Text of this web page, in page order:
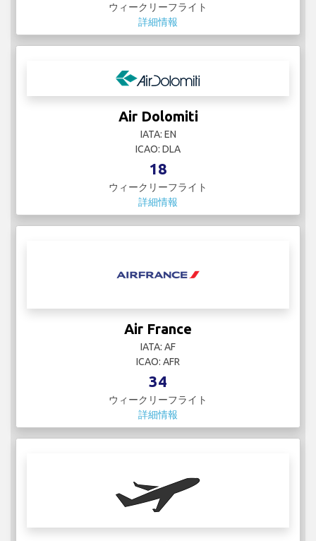
ウィークリーフライト
詳細情報
Air Dolomiti
IATA: EN
ICAO: DLA
18
ウィークリーフライト
詳細情報
Air France
IATA: AF
ICAO: AFR
34
ウィークリーフライト
詳細情報